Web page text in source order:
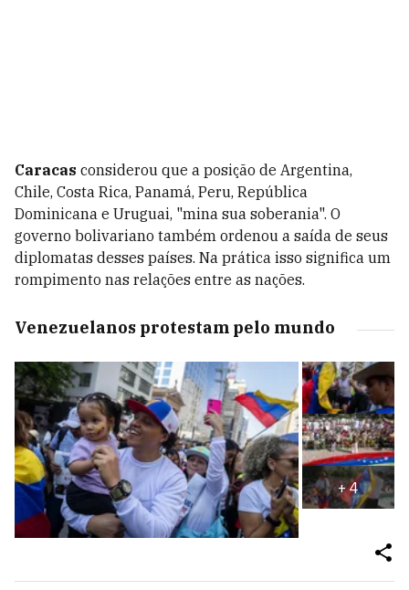
Caracas considerou que a posição de Argentina,
Chile, Costa Rica, Panamá, Peru, República
Dominicana e Uruguai, "mina sua soberania". O
governo bolivariano também ordenou a saída de seus
diplomatas desses países. Na prática isso significa um
rompimento nas relações entre as nações.
Venezuelanos protestam pelo mundo
+4